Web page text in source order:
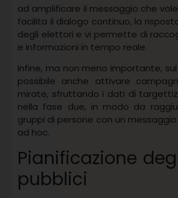
ad amplificare il messaggio che
facilita il dialogo continuo, la
degli elettori e vi permette di
e informazioni in tempo reale.
Infine, ma non meno importante,
possibile anche attivare
mirate, sfruttando i dati di
nella fase due, in modo da
gruppi di persone con un
ad hoc.
Pianificazione
pubblici